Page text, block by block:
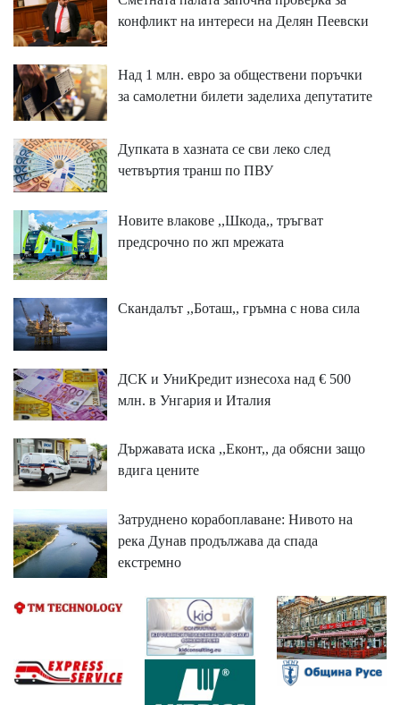
конфликт на интереси на Делян Пеевски
Над 1 млн. евро за обществени поръчки
за самолетни билети заделиха депутатите
Дупката в хазната се сви леко след
четвъртия транш по ПВУ
Новите влакове ,,Шкода,, тръгват
предсрочно по жп мрежата
Скандалът ,,Боташ,, гръмна с нова сила
ДСК и УниКредит изнесоха над € 500
млн. в Унгария и Италия
Държавата иска ,,Еконт,, да обясни защо
вдига цените
Затруднено корабоплаване: Нивото на
река Дунав продължава да спада
екстремно